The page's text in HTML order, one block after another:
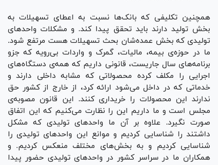
همچنین تکلیفی که بانک‌ها نسبت به اعطای تسهیلات به
بخش تولید دارند باید تحقق پیدا کند. و مشکلات واحدهای
تولیدی که بخش عمده‌شان بحث تسهیلات هست مرتفع شود.
ما در حوزه‌ی بیمه، مالیات، گمرک و واردات بی‌رویه که جزو
برنامه‌های سال جاریست، قانونی داریم که همه‌ی دستگاه‌های
اجرایی را مکلف کرده محصولاتی که مشابه داخلی دارند و
خدماتی که در داخل می‌شود ارائه کرد، از خارج از کشور حق
ندارند این محصولات را خریداری کنند. این قانون مصوبه‌ی
مجلس است و ما داریم این را نظارت می‌کنیم که این اتفاق
صورت نگیرد. علاوه بر آن ما واحدهای تولیدی‌ که مشکل
داشتند را شناسایی کردیم و موانع این واحدهای تولیدی را
شناسایی کردیم و به بخش‌های مختلف منعکس کردیم. و
همکاران ما در سراسر کشور در واحدهای تولیدی حضور پیدا